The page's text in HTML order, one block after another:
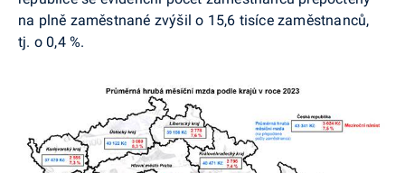
na plně zaměstnané zvýšil o 15,6 tisíce zaměstnanců,
tj. o 0,4 %.